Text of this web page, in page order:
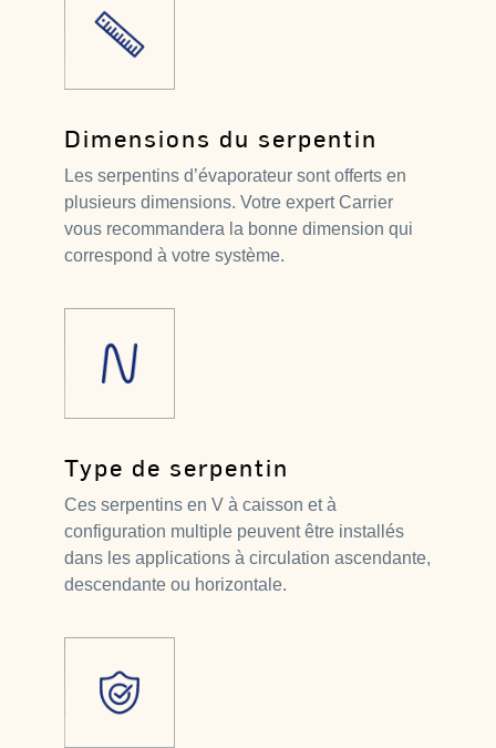
Dimensions du serpentin
Les serpentins d’évaporateur sont offerts en
plusieurs dimensions. Votre expert Carrier
vous recommandera la bonne dimension qui
correspond à votre système.
Type de serpentin
Ces serpentins en V à caisson et à
configuration multiple peuvent être installés
dans les applications à circulation ascendante,
descendante ou horizontale.